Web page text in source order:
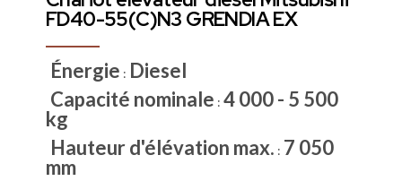
FD40-55(C)N3 GRENDIA EX
Énergie : Diesel
Capacité nominale : 4 000 - 5 500
kg
Hauteur d'élévation max. : 7 050
mm